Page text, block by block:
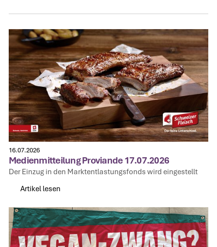
16.07.2026
Medienmitteilung Proviande 17.07.2026
Der Einzug in den Marktentlastungsfonds wird eingestellt
Artikel lesen